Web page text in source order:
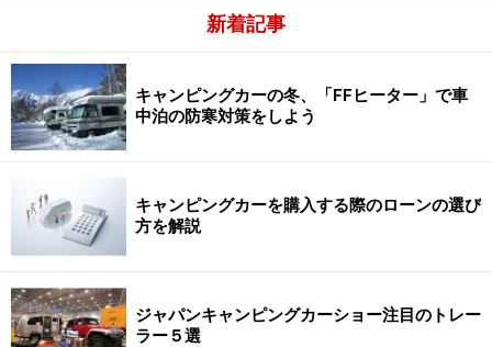
新着記事
キャンピングカーの冬、「FFヒーター」で車
中泊の防寒対策をしよう
キャンピングカーを購入する際のローンの選び
方を解説
ジャパンキャンピングカーショー注目のトレー
ラー５選